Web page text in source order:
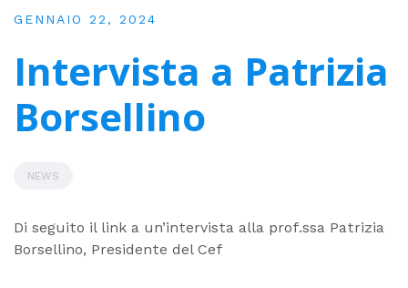
GENNAIO 22, 2024
Intervista a Patrizia
Borsellino
NEWS
Di seguito il link a un’intervista alla prof.ssa Patrizia
Borsellino, Presidente del Cef